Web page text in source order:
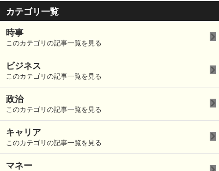
カテゴリ一覧
時事
このカテゴリの記事一覧を見る
ビジネス
このカテゴリの記事一覧を見る
政治
このカテゴリの記事一覧を見る
キャリア
このカテゴリの記事一覧を見る
マネー